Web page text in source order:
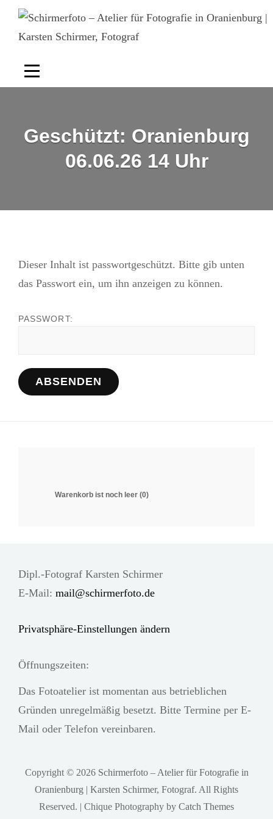
Skip
Geschützt: Oranienburg
06.06.26 14 Uhr
Dieser Inhalt ist passwortgeschützt. Bitte gib unten
das Passwort ein, um ihn anzeigen zu können.
PASSWORT:
Warenkorb ist noch leer (0)
Dipl.-Fotograf Karsten Schirmer
E-Mail: mail@schirmerfoto.de
Privatsphäre-Einstellungen ändern
Öffnungszeiten:
Das Fotoatelier ist momentan aus betrieblichen
Gründen unregelmäßig besetzt. Bitte Termine per E-
Mail oder Telefon vereinbaren.
Copyright © 2026 Schirmerfoto – Atelier für Fotografie in
Oranienburg | Karsten Schirmer, Fotograf. All Rights
Reserved. | Chique Photography by Catch Themes